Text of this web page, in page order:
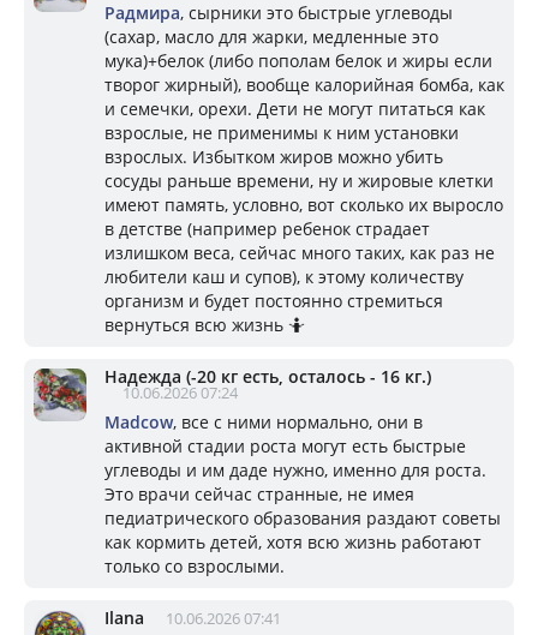
Радмира, сырники это быстрые углеводы
(сахар, масло для жарки, медленные это
мука)+белок (либо пополам белок и жиры если
творог жирный), вообще калорийная бомба, как
и семечки, орехи. Дети не могут питаться как
взрослые, не применимы к ним установки
взрослых. Избытком жиров можно убить
сосуды раньше времени, ну и жировые клетки
имеют память, условно, вот сколько их выросло
в детстве (например ребенок страдает
излишком веса, сейчас много таких, как раз не
любители каш и супов), к этому количеству
организм и будет постоянно стремиться
вернуться всю жизнь 🤷
Надежда (-20 кг есть, осталось - 16 кг.)
10.06.2026 07:24
Madcow, все с ними нормально, они в
активной стадии роста могут есть быстрые
углеводы и им даде нужно, именно для роста.
Это врачи сейчас странные, не имея
педиатрического образования раздают советы
как кормить детей, хотя всю жизнь работают
только со взрослыми.
Ilana 10.06.2026 07:41